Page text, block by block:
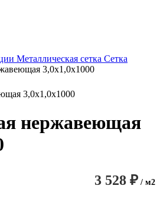
Металлическая сетка Сетка
3,0х1,0х1000
нержавеющая
3 528 ₽ / м2